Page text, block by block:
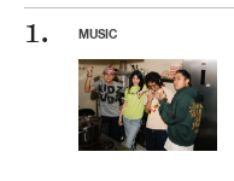
MUSIC